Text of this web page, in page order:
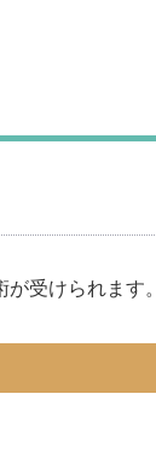
受けられます。